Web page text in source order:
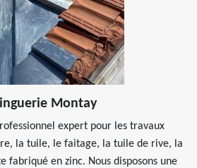
Montay
expert pour les travaux
la tuile, le faitage, la tuile de rive, la
fabriqué en zinc. Nous disposons une